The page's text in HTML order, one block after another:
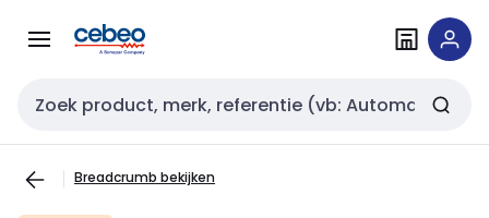
naar
naar
Zoekveld invoer
Breadcrumb bekijken